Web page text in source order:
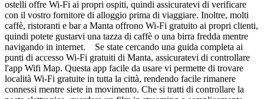
ostelli offre Wi-Fi ai propri ospiti, quindi assicuratevi di verificare
con il vostro fornitore di alloggio prima di viaggiare. Inoltre, molti
caffè, ristoranti e bar a Manta offrono Wi-Fi gratuito ai propri clienti,
quindi potete gustarvi una tazza di caffè o una birra fredda mentre
navigando in internet. Se state cercando una guida completa ai
punti di accesso Wi-Fi gratuiti di Manta, assicuratevi di controllare
l'app Wifi Map. Questa app facile da usare vi permette di trovare
località Wi-Fi gratuite in tutta la città, rendendo facile rimanere
connessi mentre siete in movimento. Che si tratti di controllare la